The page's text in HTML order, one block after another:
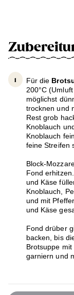
Für die
200°C
möglichst
trocknen und
Rest grob
Knoblauch
Knoblauch
feine Streifen
Block-
Fond
und Käse
Knoblauch,
und mit
und Käse
Fond drüber
backen, bis
Brotsuppe
garniern und